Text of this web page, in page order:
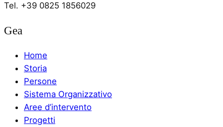
Tel. +39 0825 1856029
Gea
Home
Storia
Persone
Sistema Organizzativo
Aree d’intervento
Progetti